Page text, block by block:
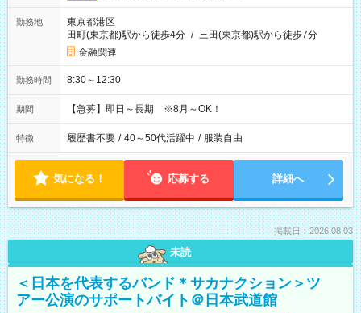
勤務地
東京都港区
田町(東京都)駅から徒歩4分 / 三田(東京都)駅から徒歩7分
金融関連
勤務時間 8:30～12:30
期間 【急募】即日～長期 ※8月～OK！
特徴 履歴書不要 / 40～50代活躍中 / 服装自由
気になる！ 応募する 詳細へ
掲載日：2026.08.03
未読
＜日本を代表するバンド＊サカナクション＞ツ
アー公演のサポートバイト＠日本武道館